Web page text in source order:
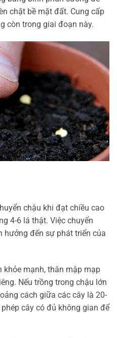
chặt bề mặt đất. Cung cấp
còn trong giai đoạn này.
chậu khi đạt chiều cao
4-6 lá thật. Việc chuyển
hưởng đến sự phát triển của
khỏe mạnh, thân mập mạp
Nếu trồng trong chậu lớn
cách giữa các cây là 20-
cây có đủ không gian để